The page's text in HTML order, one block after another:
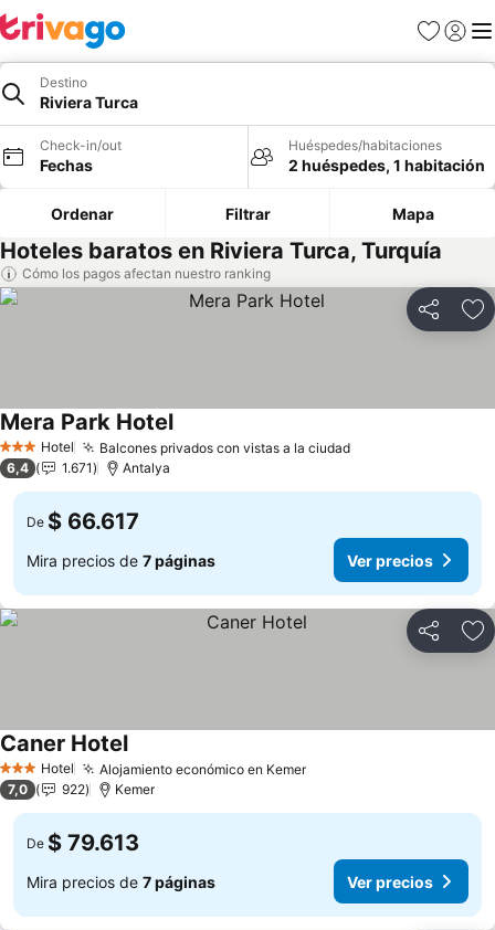
Favoritos
Iniciar
Destino
Riviera Turca
Check-in/out
Fechas
Huéspedes/habitaciones
2 huéspedes, 1 habitación
Ordenar Filtrar Mapa
Hoteles baratos en Riviera Turca, Turquía
Cómo los pagos afectan nuestro ranking
Compartir
3 Estrellas
Hotel Balcones privados con vistas a la ciudad
Mera Park Hotel
6,4 1.671 Antalya
De $ 66.617
Mira precios de 7 páginas Ver precios
Compartir
3 Estrellas
Hotel Alojamiento económico en Kemer
Caner Hotel
7,0 922 Kemer
De $ 79.613
Mira precios de 7 páginas Ver precios